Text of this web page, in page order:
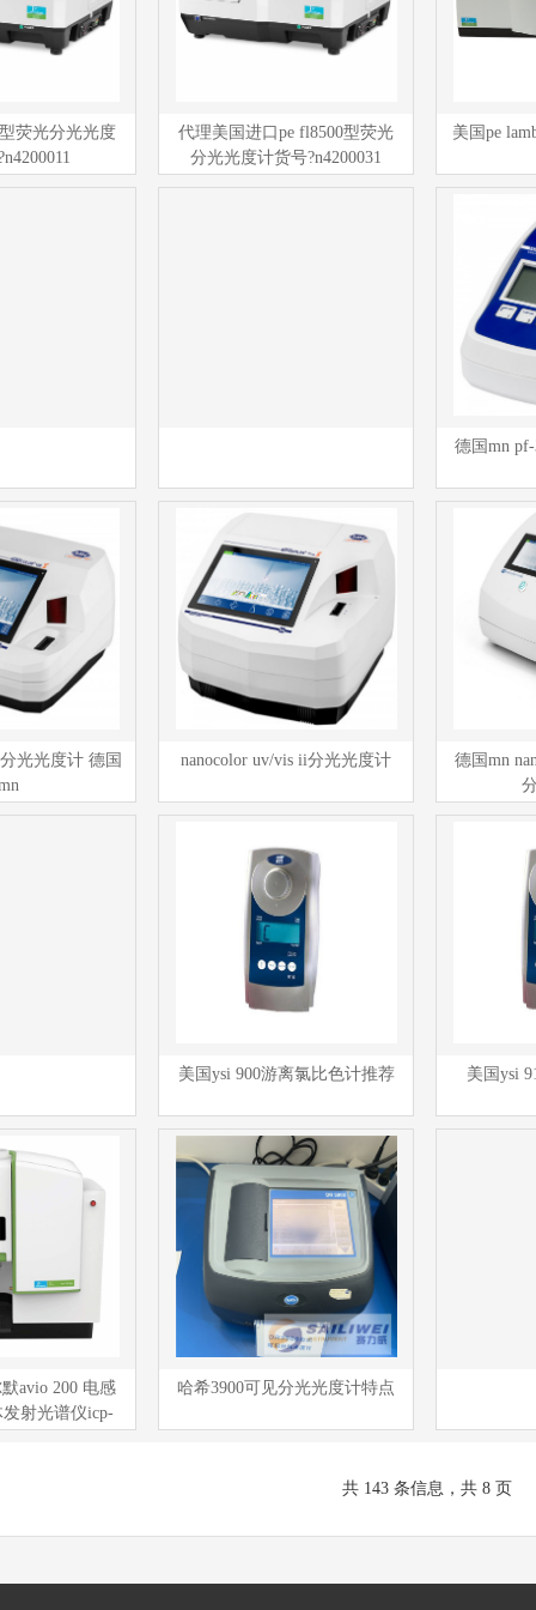
荧光分光光度
代理美国进口pe fl8500型荧光
分光光度计货号?n4200031
美国pe
德国mn
光光度计 德国
nanocolor uv/vis ii分光光度计
德国mn
美国ysi 900游离氯比色计推荐 美国ysi
avio 200 电感
射光谱仪icp-
哈希3900可见分光光度计特点
共 143 条信息，共 8 页